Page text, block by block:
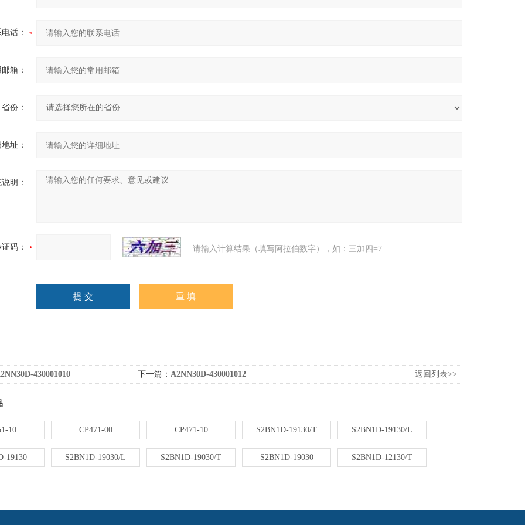
话：
箱：
省份：
址：
明：
码： 请输入计算结果（填写阿拉伯数字），如：三加四=7
430001010 下一篇： A2NN30D-430001012 返回列表>>
10 CP471-00 CP471-10 S2BN1D-19130/T S2BN1D-19130/L
19130 S2BN1D-19030/L S2BN1D-19030/T S2BN1D-19030 S2BN1D-12130/T